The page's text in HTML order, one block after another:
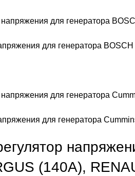
для генератора
для генератора
(140А),